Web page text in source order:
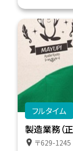
フルタイム
製造業務（
〒629-1245 京都